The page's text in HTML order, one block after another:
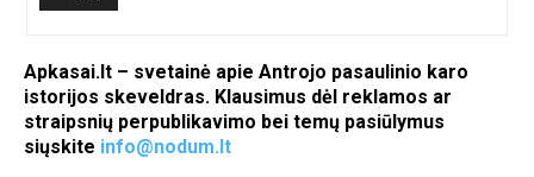
Apkasai.lt – svetainė apie Antrojo pasaulinio karo
istorijos skeveldras. Klausimus dėl reklamos ar
straipsnių perpublikavimo bei temų pasiūlymus
siųskite info@nodum.lt